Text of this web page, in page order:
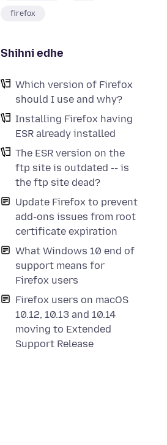
firefox
Shihni edhe
Which version of Firefox
should I use and why?
Installing Firefox having
ESR already installed
The ESR version on the
ftp site is outdated -- is
the ftp site dead?
Update Firefox to prevent
add-ons issues from root
certificate expiration
What Windows 10 end of
support means for
Firefox users
Firefox users on macOS
10.12, 10.13 and 10.14
moving to Extended
Support Release